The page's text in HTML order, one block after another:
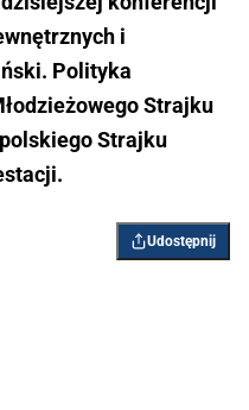
i
Polityka
Strajku
Strajku
Udostępnij